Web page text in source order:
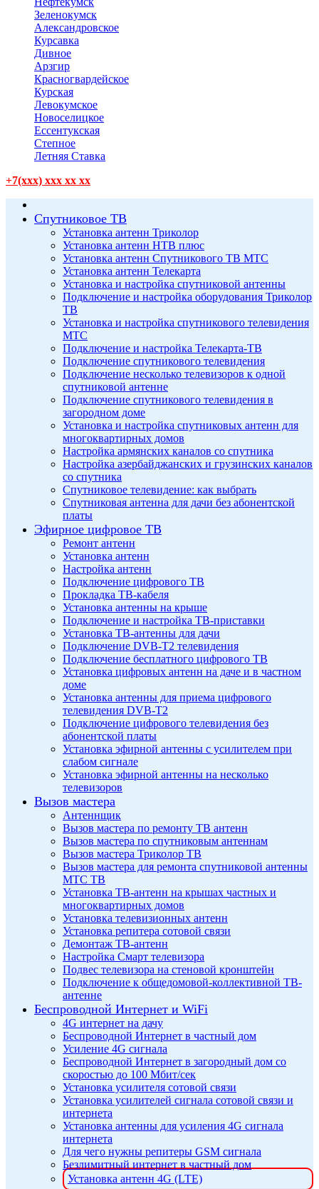
Зеленокумск
Александровское
Курсавка
Дивное
Арзгир
Красногвардейское
Курская
Левокумское
Новоселицкое
Ессентукская
Степное
Летняя Ставка
+7(xxx) xxx xx xx
Спутниковое ТВ
Установка антенн Триколор
Установка антенн НТВ плюс
Установка антенн Спутникового ТВ МТС
Установка антенн Телекарта
Установка и настройка спутниковой антенны
Подключение и настройка оборудования Триколор
ТВ
Установка и настройка спутникового телевидения
МТС
Подключение и настройка Телекарта-ТВ
Подключение спутникового телевидения
Подключение несколько телевизоров к одной
спутниковой антенне
Подключение спутникового телевидения в
загородном доме
Установка и настройка спутниковых антенн для
многоквартирных домов
Настройка армянских каналов со спутника
Настройка азербайджанских и грузинских каналов
со спутника
Спутниковое телевидение: как выбрать
Спутниковая антенна для дачи без абонентской
платы
Эфирное цифровое ТВ
Ремонт антенн
Установка антенн
Настройка антенн
Подключение цифрового ТВ
Прокладка ТВ-кабеля
Установка антенны на крыше
Подключение и настройка ТВ-приставки
Установка ТВ-антенны для дачи
Подключение DVB-T2 телевидения
Подключение бесплатного цифрового ТВ
Установка цифровых антенн на даче и в частном
доме
Установка антенны для приема цифрового
телевидения DVB-T2
Подключение цифрового телевидения без
абонентской платы
Установка эфирной антенны с усилителем при
слабом сигнале
Установка эфирной антенны на несколько
телевизоров
Вызов мастера
Антеннщик
Вызов мастера по ремонту ТВ антенн
Вызов мастера по спутниковым антеннам
Вызов мастера Триколор ТВ
Вызов мастера для ремонта спутниковой антенны
МТС ТВ
Установка ТВ-антенн на крышах частных и
многоквартирных домов
Установка телевизионных антенн
Установка репитера сотовой связи
Демонтаж ТВ-антенн
Настройка Смарт телевизора
Подвес телевизора на стеновой кронштейн
Подключение к общедомовой-коллективной ТВ-
антенне
Беспроводной Интернет и WiFi
4G интернет на дачу
Беспроводной Интернет в частный дом
Усиление 4G сигнала
Беспроводной Интернет в загородный дом со
скоростью до 100 Мбит/сек
Установка усилителя сотовой связи
Установка усилителей сигнала сотовой связи и
интернета
Установка антенны для усиления 4G сигнала
интернета
Для чего нужны репитеры GSM сигнала
Безлимитный интернет в частный дом
Установка антенн 4G (LTE)